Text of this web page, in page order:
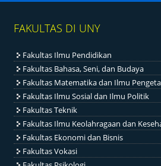
FAKULTAS DI UNY
Fakultas Ilmu Pendidikan
Fakultas Bahasa, Seni, dan Budaya
Fakultas Matematika dan Ilmu
Fakultas Ilmu Sosial dan Ilmu Politik
Fakultas Teknik
Fakultas Ilmu Keolahragaan dan
Fakultas Ekonomi dan Bisnis
Fakultas Vokasi